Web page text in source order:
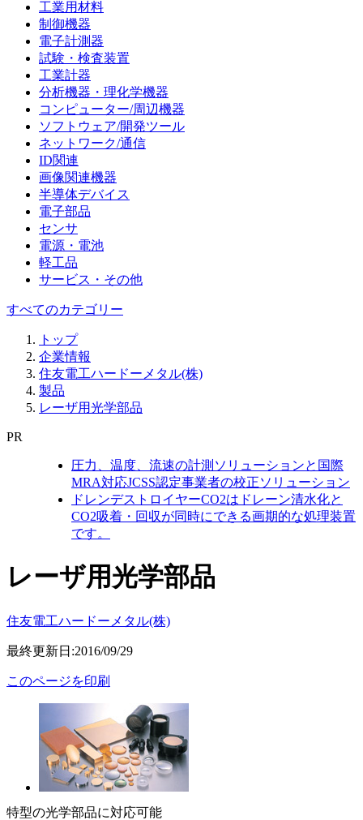
工業用材料
制御機器
電子計測器
試験・検査装置
工業計器
分析機器・理化学機器
コンピューター/周辺機器
ソフトウェア/開発ツール
ネットワーク/通信
ID関連
画像関連機器
半導体デバイス
電子部品
センサ
電源・電池
軽工品
サービス・その他
すべてのカテゴリー
トップ
企業情報
住友電工ハードーメタル(株)
製品
レーザ用光学部品
PR
圧力、温度、流速の計測ソリューションと国際
MRA対応JCSS認定事業者の校正ソリューション
ドレンデストロイヤーCO2はドレーン清水化と
CO2吸着・回収が同時にできる画期的な処理装置
です。
レーザ用光学部品
住友電工ハードーメタル(株)
最終更新日:2016/09/29
このページを印刷
特型の光学部品に対応可能